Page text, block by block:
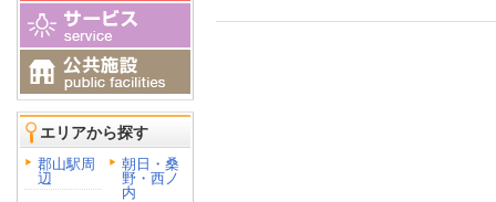
エリアから探す
郡山駅周
辺
朝日・桑
野・西ノ
内